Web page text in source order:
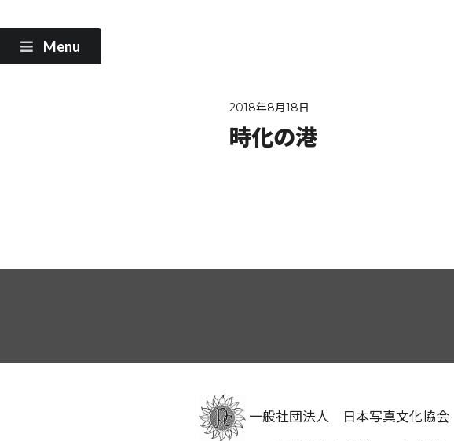
Menu
2018年8月18日
時化の港
一般社団法人 日本写真文化協会